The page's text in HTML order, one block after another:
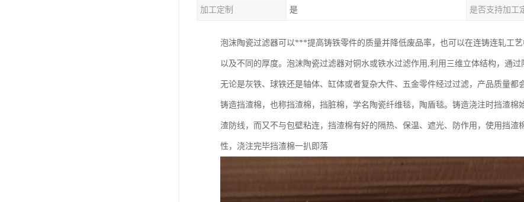
加工定制 是 是否支持加工
泡沫陶瓷过滤器可以***提高铸铁零件的质量并降低废品率，也可以在连铸连轧工
以及不同的厚度。泡沫陶瓷过滤器对铜水或铁水过滤作用,利用三维立体结构，通
无论是灰铁、球铁还是轴体、缸体或者复杂大件、五金零件经过过滤，产品质量都
铸造挡渣棉，也称挡渣棉，挡脏棉，学名陶瓷纤维毯，陶盾毯。铸造浇注时挡渣
渣防线，而又不与包壁粘连，挡渣棉有好的隔热、保温、遮光、防作用，使用挡
性，浇注完毕挡渣棉一扒即落